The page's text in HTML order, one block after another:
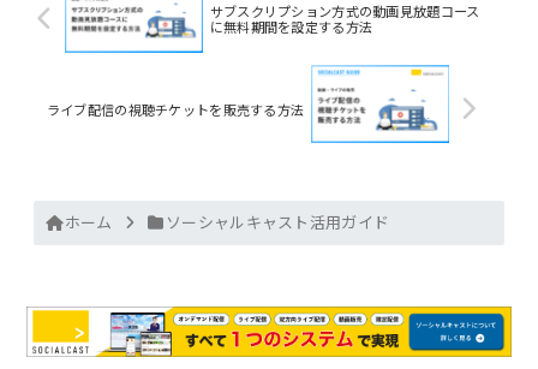
サブスクリプション方式の動画見放題コース
に無料期間を設定する方法
ライブ配信の視聴チケットを販売する方法
ホーム ソーシャルキャスト活用ガイド